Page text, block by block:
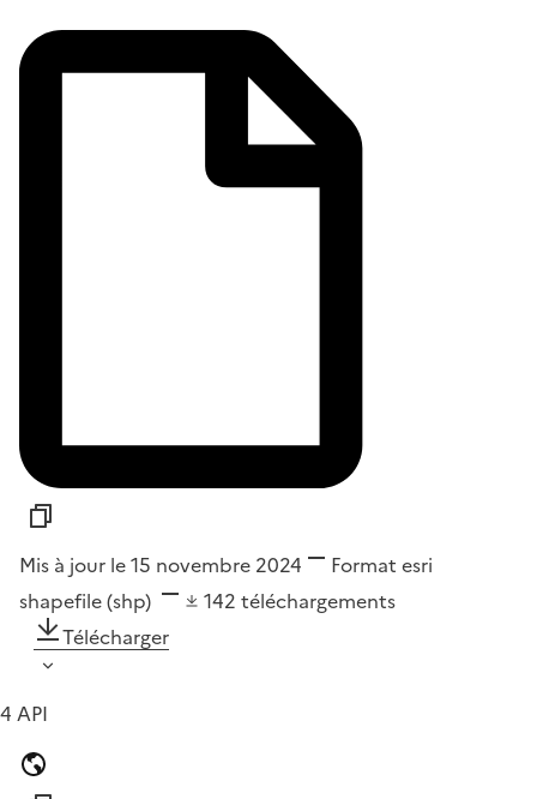
Mis à jour le 15 novembre 2024 Format esri
shapefile (shp)
142 téléchargements
Télécharger
4 API